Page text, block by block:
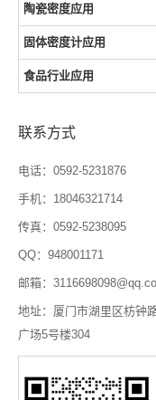
陶瓷密度应用
固体密度计应用
食品行业应用
联系方式
电话：0592-5231876
手机：18046321714
传真：0592-5238095
QQ：948001171
邮箱：
地址：厦门市湖里区枋钟
广场5号楼304